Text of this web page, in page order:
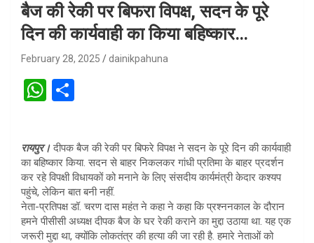
बैज की रेकी पर बिफरा विपक्ष, सदन के पूरे
दिन की कार्यवाही का किया बहिष्कार…
February 28, 2025 dainikpahuna
W
s
A
p
p
ar
e
रायपुर। दीपक बैज की रेकी पर बिफरे विपक्ष ने सदन के पूरे दिन की कार्यवाही
का बहिष्कार किया. सदन से बाहर निकलकर गांधी प्रतिमा के बाहर प्रदर्शन
कर रहे विपक्षी विधायकों को मनाने के लिए संसदीय कार्यमंत्री केदार कश्यप
पहुंचे, लेकिन बात बनी नहीं.
नेता-प्रतिपक्ष डॉ. चरण दास महंत ने कहा ने कहा कि प्रश्ननकाल के दौरान
हमने पीसीसी अध्यक्ष दीपक बैज के घर रेकी कराने का मुद्दा उठाया था. यह एक
जरूरी मुद्दा था, क्योंकि लोकतंत्र की हत्या की जा रही है. हमारे नेताओं को